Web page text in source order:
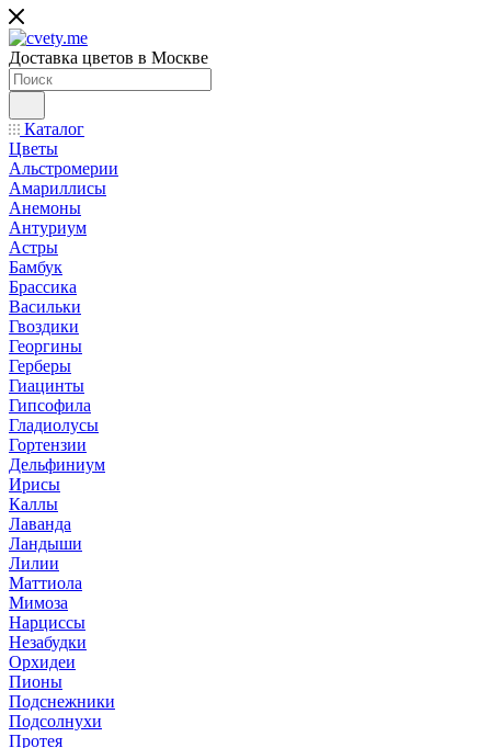
Доставка цветов в Москве
Каталог
Цветы
Альстромерии
Амариллисы
Анемоны
Антуриум
Астры
Бамбук
Брассика
Васильки
Гвоздики
Георгины
Герберы
Гиацинты
Гипсофила
Гладиолусы
Гортензии
Дельфиниум
Ирисы
Каллы
Лаванда
Ландыши
Лилии
Маттиола
Мимоза
Нарциссы
Незабудки
Орхидеи
Пионы
Подснежники
Подсолнухи
Протея